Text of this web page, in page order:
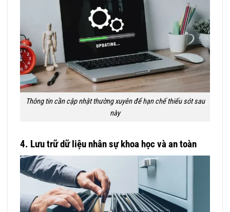
Thông tin cần cập nhật thường xuyên để hạn chế thiếu sót sau
này
4. Lưu trữ dữ liệu nhân sự khoa học và an toàn